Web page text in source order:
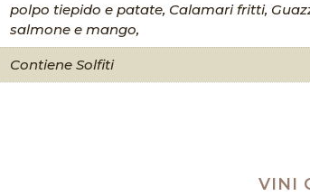
polpo tiepido e patate, Calamari fritti,
salmone e mango,
Contiene Solfiti
VINI